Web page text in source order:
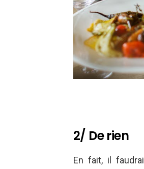
2/ De rien
En fait, il